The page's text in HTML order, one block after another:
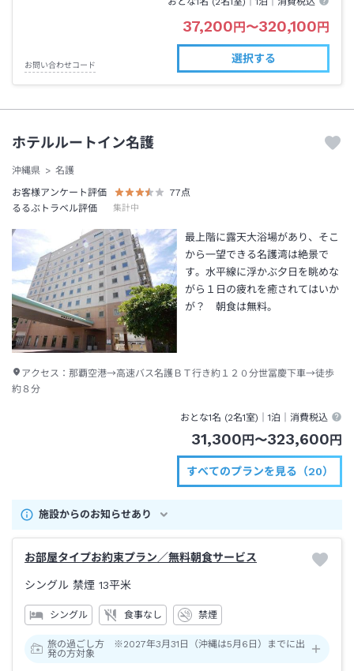
37,200円〜320,100円
お問い合わせコード
選択する
ホテルルートイン名護
沖縄県
名護
お客様アンケート評価
77点
るるぶトラベル評価
集計中
最上階に露天大浴場があり、そこ
から一望できる名護湾は絶景で
す。水平線に浮かぶ夕日を眺めな
がら１日の疲れを癒されてはいか
が？ 朝食は無料。
アクセス： 那覇空港→高速バス名護ＢＴ行き約１２０分世冨慶下車→徒歩
約８分
おとな1名 (2名1室)｜1泊 ｜消費税込
31,300円〜323,600円
すべてのプランを見る（20）
施設からのお知らせあり
お部屋タイプお約束プラン／無料朝食サービス
シングル 禁煙 13平米
シングル 食事なし 禁煙
旅の過ごし方 ※2027年3月31日（沖縄は5月6日）までに出
発の方対象